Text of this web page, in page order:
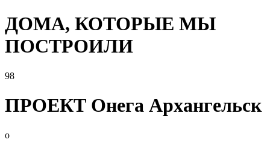
ДОМА, КОТОРЫЕ МЫ
ПОСТРОИЛИ
98
ПРОЕКТ Онега Архангельск
o